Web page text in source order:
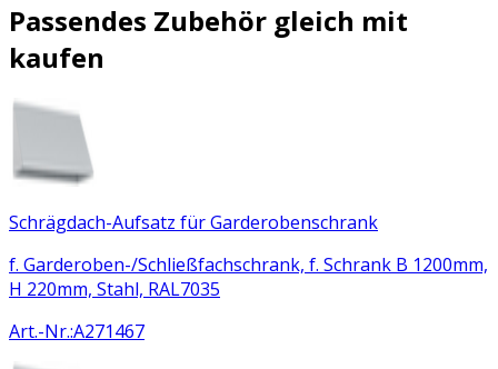
Passendes Zubehör gleich mit
kaufen
Schrägdach-Aufsatz für Garderobenschrank
f. Garderoben-/Schließfachschrank, f. Schrank B 1200mm,
H 220mm, Stahl, RAL7035
Art.-Nr.:A271467